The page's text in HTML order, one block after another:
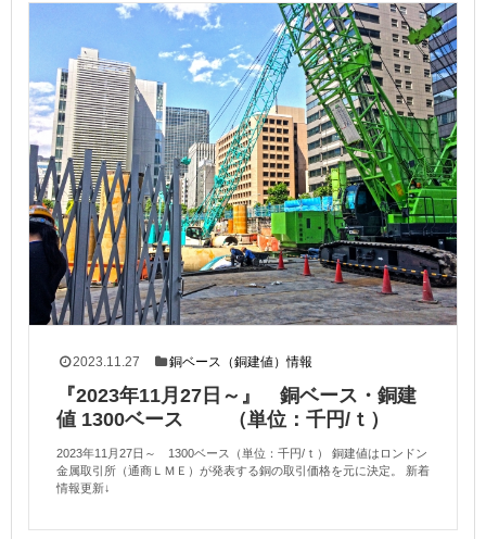
2023.11.27 銅ベース（銅建値）情報
『2023年11月27日～』 銅ベース・銅建
値 1300ベース （単位：千円/ｔ）
2023年11月27日～ 1300ベース（単位：千円/ｔ） 銅建値はロンドン
金属取引所（通商ＬＭＥ）が発表する銅の取引価格を元に決定。 新着
情報更新↓